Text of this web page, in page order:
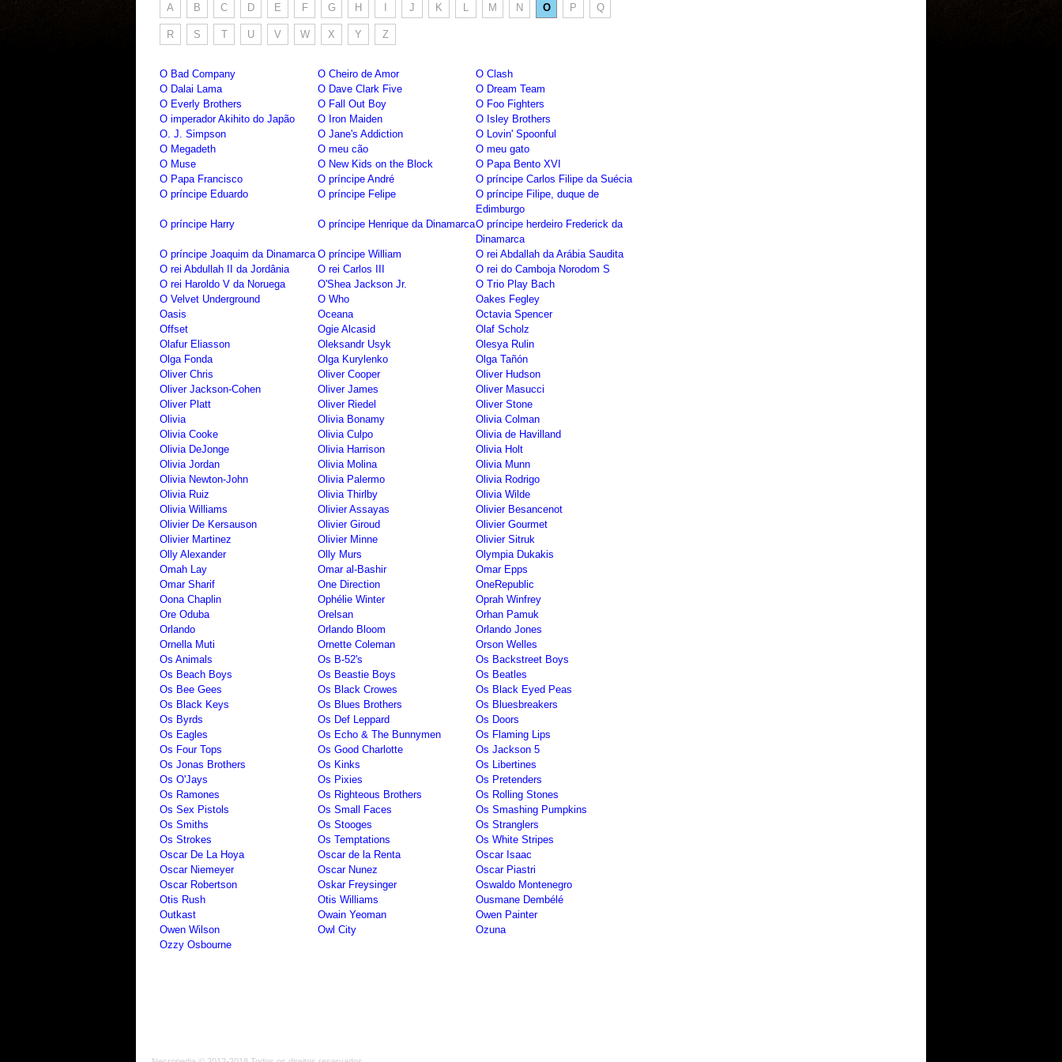
A B C D E F G H J K L M N O P Q
R S T U V W X Y Z
O Bad Company O Cheiro de Amor
O Clash
O Dalai Lama
O Dave Clark Five
O Dream Team
O Everly Brothers
O Fall Out Boy
O Foo Fighters
O imperador Akihito do Japão
O Iron Maiden
O Isley Brothers
O. J. Simpson
O Jane's Addiction
O Lovin' Spoonful
O Megadeth
O meu cão
O meu gato
O Muse
O New Kids on the Block
O Papa Bento XVI
O Papa Francisco
O príncipe André
O príncipe Carlos Filipe da Suécia
O príncipe Eduardo
O príncipe Felipe
O príncipe Filipe, duque de
Edimburgo
O príncipe Harry
O príncipe Henrique da DinamarcaO príncipe herdeiro Frederick da
Dinamarca
O príncipe Joaquim da Dinamarca O príncipe William
O rei Abdallah da Arábia Saudita
O rei Abdullah II da Jordânia
O rei Carlos III
O rei do Camboja Norodom S
O rei Haroldo V da Noruega
O'Shea Jackson Jr.
O Trio Play Bach
O Velvet Underground
O Who
Oakes Fegley
Oasis
Oceana
Octavia Spencer
Offset
Ogie Alcasid
Olaf Scholz
Olafur Eliasson
Oleksandr Usyk
Olesya Rulin
Olga Fonda
Olga Kurylenko
Olga Tañón
Oliver Chris
Oliver Cooper
Oliver Hudson
Oliver Jackson-Cohen
Oliver James
Oliver Masucci
Oliver Platt
Oliver Riedel
Oliver Stone
Olivia
Olivia Bonamy
Olivia Colman
Olivia Cooke
Olivia Culpo
Olivia de Havilland
Olivia DeJonge
Olivia Harrison
Olivia Holt
Olivia Jordan
Olivia Molina
Olivia Munn
Olivia Newton-John
Olivia Palermo
Olivia Rodrigo
Olivia Ruiz
Olivia Thirlby
Olivia Wilde
Olivia Williams
Olivier Assayas
Olivier Besancenot
Olivier De Kersauson
Olivier Giroud
Olivier Gourmet
Olivier Martinez
Olivier Minne
Olivier Sitruk
Olly Alexander
Olly Murs
Olympia Dukakis
Omah Lay
Omar al-Bashir
Omar Epps
Omar Sharif
One Direction
OneRepublic
Oona Chaplin
Ophélie Winter
Oprah Winfrey
Ore Oduba
Orelsan
Orhan Pamuk
Orlando
Orlando Bloom
Orlando Jones
Ornella Muti
Ornette Coleman
Orson Welles
Os Animals
Os B-52's
Os Backstreet Boys
Os Beach Boys
Os Beastie Boys
Os Beatles
Os Bee Gees
Os Black Crowes
Os Black Eyed Peas
Os Black Keys
Os Blues Brothers
Os Bluesbreakers
Os Byrds
Os Def Leppard
Os Doors
Os Eagles
Os Echo & The Bunnymen
Os Flaming Lips
Os Four Tops
Os Good Charlotte
Os Jackson 5
Os Jonas Brothers
Os Kinks
Os Libertines
Os O'Jays
Os Pixies
Os Pretenders
Os Ramones
Os Righteous Brothers
Os Rolling Stones
Os Sex Pistols
Os Small Faces
Os Smashing Pumpkins
Os Smiths
Os Stooges
Os Stranglers
Os Strokes
Os Temptations
Os White Stripes
Oscar De La Hoya
Oscar de la Renta
Oscar Isaac
Oscar Niemeyer
Oscar Nunez
Oscar Piastri
Oscar Robertson
Oskar Freysinger
Oswaldo Montenegro
Otis Rush
Otis Williams
Ousmane Dembélé
Outkast
Owain Yeoman
Owen Painter
Owen Wilson
Owl City
Ozuna
Ozzy Osbourne